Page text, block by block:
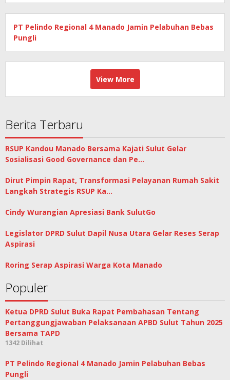
PT Pelindo Regional 4 Manado Jamin Pelabuhan Bebas
Pungli
View More
Berita Terbaru
RSUP Kandou Manado Bersama Kajati Sulut Gelar
Sosialisasi Good Governance dan Pe…
Dirut Pimpin Rapat, Transformasi Pelayanan Rumah Sakit
Langkah Strategis RSUP Ka…
Cindy Wurangian Apresiasi Bank SulutGo
Legislator DPRD Sulut Dapil Nusa Utara Gelar Reses Serap
Aspirasi
Roring Serap Aspirasi Warga Kota Manado
Populer
Ketua DPRD Sulut Buka Rapat Pembahasan Tentang
Pertanggungjawaban Pelaksanaan APBD Sulut Tahun 2025
Bersama TAPD
1342 Dilihat
PT Pelindo Regional 4 Manado Jamin Pelabuhan Bebas
Pungli